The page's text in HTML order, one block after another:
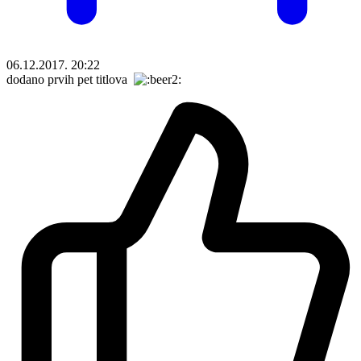
06.12.2017. 20:22
dodano prvih pet titlova